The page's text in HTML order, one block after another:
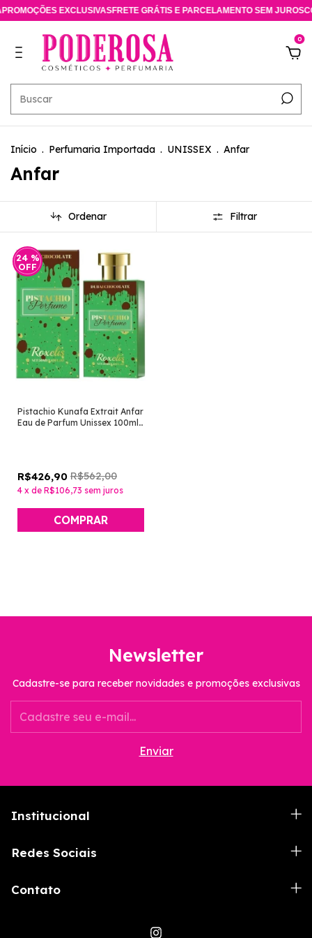
EXCLUSIVASFRETE GRÁTIS E PARCELAMENTO SEM JUROS
0
Início . Perfumaria Importada . UNISSEX . Anfar
Anfar
Ordenar Filtrar
24 %
OFF
Pistachio Kunafa Extrait Anfar
Eau de Parfum Unissex 100ml
R$426,90 R$562,00
4 x de R$106,73 sem juros
Newsletter
Cadastre-se para receber novidades e promoções exclusivas
Institucional
Redes Sociais
Contato